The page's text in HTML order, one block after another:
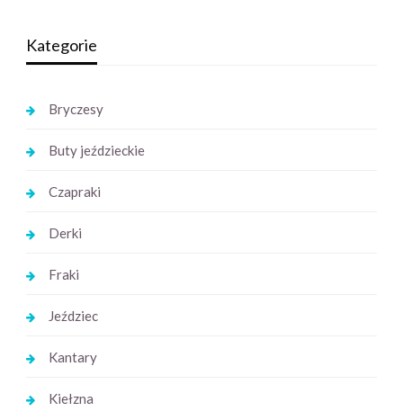
Kategorie
Bryczesy
Buty jeździeckie
Czapraki
Derki
Fraki
Jeździec
Kantary
Kiełzna